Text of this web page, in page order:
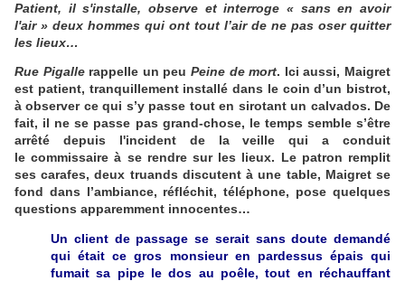
Patient, il s'installe, observe et interroge « sans en avoir
l'air » deux hommes qui ont tout l’air de ne pas oser quitter
les lieux…
Rue Pigallerappelle un peuPeine de mort. Ici aussi, Maigret
est patient, tranquillement installé dans le coin d’un bistrot,
à observer ce qui s’y passe tout en sirotant un calvados. De
fait, il ne se passe pas grand-chose, le temps semble s’être
arrêté depuis l'incident de la veille qui a conduit
le commissaire à se rendre sur les lieux. Le patron remplit
ses carafes, deux truands discutent à une table, Maigret se
fond dans l’ambiance, réfléchit, téléphone, pose quelques
questions apparemment innocentes…
Un client de passage se serait sans doute demandé
qui était ce gros monsieur en pardessus épais qui
fumait sa pipe le dos au poêle, tout en réchauffant